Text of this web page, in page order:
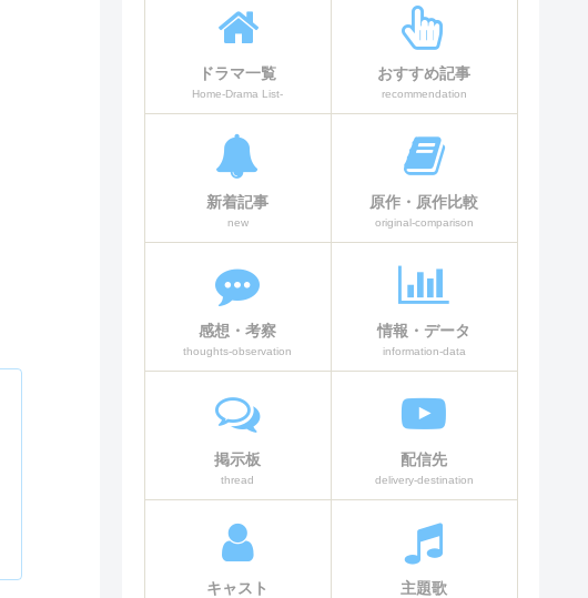
チャ・ソジュン役：キム・ドンヒ
チャ・ギジュン役：チョ・ビョン
ギュ
カン・イエビン役：イ・ジウォン
ウ・スハン役：イ・ユジン
「スカイキャッスル」は出世作にな
る？子役は人気者になる可能性は？
「スカイキャッスル」日本版と韓国
版子役比較：まとめ
ドラマ一覧
Home-Drama List-
おすすめ記事
recommendation
新着記事
new
原作・原作比較
original-comparison
感想・考察
thoughts-observation
情報・データ
information-data
掲示板
thread
配信先
delivery-destination
キャスト 主題歌